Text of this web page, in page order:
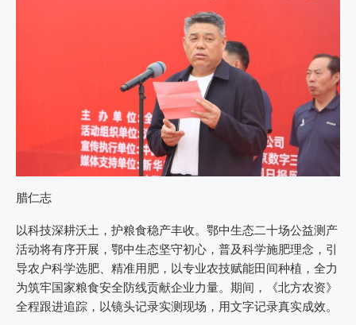
腊仁志
以科技深耕沃土，护粮食稳产丰收。鄂中生态二十场公益测产
活动将有序开展，鄂中生态坚守初心，普及科学施肥理念，引
导农户科学选肥、精准用肥，以专业农技赋能田间种植，全力
为筑牢国家粮食安全防线贡献企业力量。期间，《北方农资》
全程跟进追踪，以镜头记录实测现场，用文字记录真实成效。